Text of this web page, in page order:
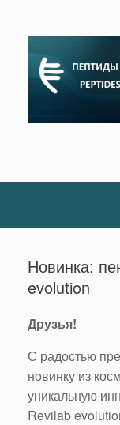
содержанию
Новинка:
evolution
Друзья!
С радостью
новинку из
уникальную
Revilab